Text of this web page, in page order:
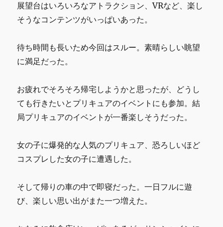
展望台はいろいろなアトラクション、VRなど、楽し
そうなコンテンツがいっぱいあった。
待ち時間も長いため今回はスルー。素晴らしい眺望
に満足だった。
お疲れでそろそろ帰宅しようかと思ったが、どうし
ても行きたいとプリキュアのイベントにも参加。結
局プリキュアのイベントが一番楽しそうだった。
女の子に爆発的な人気のプリキュア、恐ろしいほど
コスプレした女の子に遭遇した。
そして帰りの車の中で即寝だった。一日フルに遊
び、楽しい思い出がまた一つ増えた。